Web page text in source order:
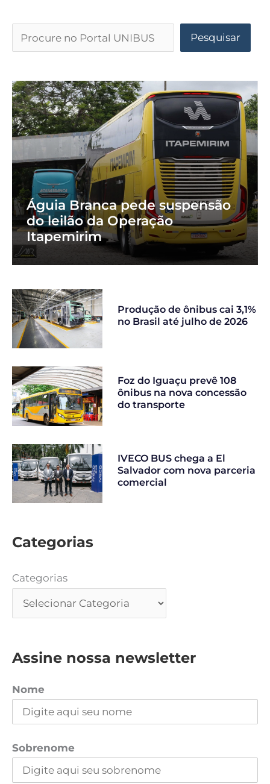
Pesquisar
Águia Branca pede suspensão
do leilão da Operação
Itapemirim
Produção de ônibus cai 3,1%
no Brasil até julho de 2026
Foz do Iguaçu prevê 108
ônibus na nova concessão
do transporte
IVECO BUS chega a El
Salvador com nova parceria
comercial
Categorias
Categorias
Assine nossa newsletter
Nome
Sobrenome